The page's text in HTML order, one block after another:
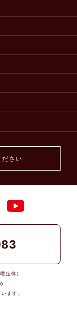
さい
定休）
ます。